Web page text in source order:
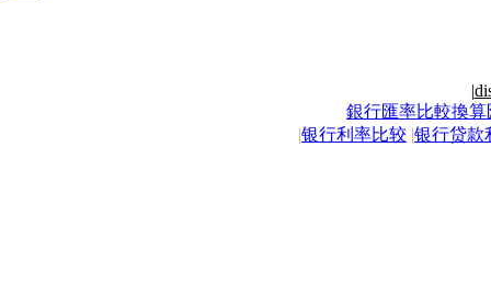
|
銀行匯率比較換算
|银行利率比较 |银行贷款